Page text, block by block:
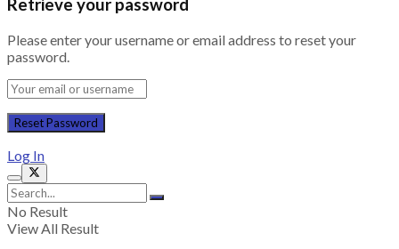
Retrieve your password
Please enter your username or email address to reset your
password.
Log In
No Result
View All Result